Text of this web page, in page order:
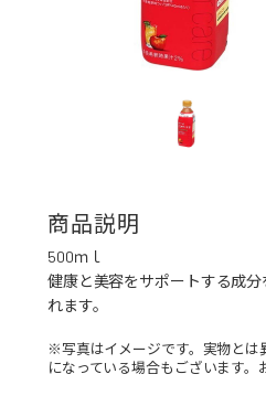
商品説明
500ｍｌ
健康と美容をサポートする成
れます。
※写真はイメージです。実物とは
になっている場合もございます。